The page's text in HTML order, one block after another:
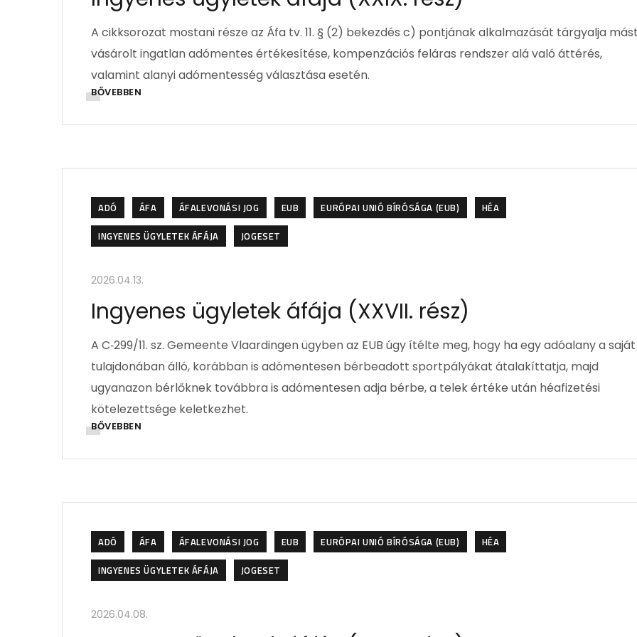
A cikksorozat mostani része az Áfa tv. 11. § (2) bekezdés c) pontjának alkalmazását tárgyalja
vásárolt ingatlan adómentes értékesítése, kompenzációs feláras rendszer alá való áttérés,
valamint alanyi adómentesség választása esetén.
BŐVEBBEN
ADÓ ÁFA ÁFALEVONÁSI JOG EUB EURÓPAI UNIÓ BÍRÓSÁGA (EUB)
HÉA
INGYENES ÜGYLETEK ÁFÁJA
JOGESET
2026.04.13.
Ingyenes ügyletek áfája (XXVII. rész)
A C‑299/11. sz. Gemeente Vlaardingen ügyben az EUB úgy ítélte meg, hogy ha egy adóalany a saját
tulajdonában álló, korábban is adómentesen bérbeadott sportpályákat átalakíttatja, majd
ugyanazon bérlőknek továbbra is adómentesen adja bérbe, a telek értéke után héafizetési
kötelezettsége keletkezhet.
BŐVEBBEN
ADÓ ÁFA ÁFALEVONÁSI JOG EUB EURÓPAI UNIÓ BÍRÓSÁGA (EUB)
HÉA
INGYENES ÜGYLETEK ÁFÁJA
JOGESET
2026.04.08.